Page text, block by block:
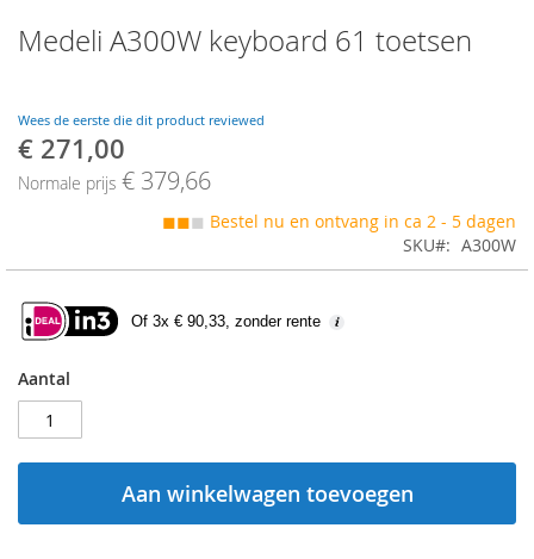
Medeli A300W keyboard 61 toetsen
Wees de eerste die dit product reviewed
Speciale
€ 271,00
Normale prijs € 379,66
◼◼◼ Bestel nu en ontvang in ca 2 - 5 dagen
SKU
A300W
Of 3x € 90,33, zonder rente
Aantal
Aan winkelwagen toevoegen
to
the
the
images
gallery